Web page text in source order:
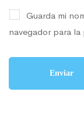
Guarda mi
navegador para la